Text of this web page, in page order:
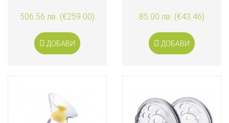
506.56 лв. (€259.00)
ДОБАВИ
85.00 лв. (€43.46)
ДОБАВИ